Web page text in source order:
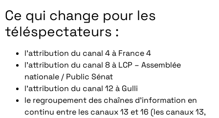
Ce qui change pour les
téléspectateurs :
l’attribution du canal 4 à France 4
l’attribution du canal 8 à LCP – Assemblée
nationale / Public Sénat
l’attribution du canal 12 à Gulli
le regroupement des chaînes d’information en
continu entre les canaux 13 et 16 (les canaux 13,